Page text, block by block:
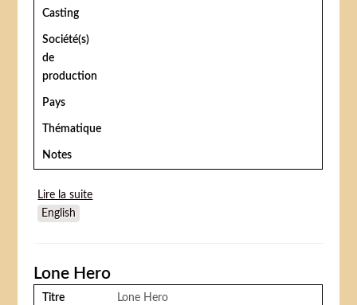
Casting
Société(s)
de
production
Pays
Thématique
Notes
Lire la suite
English
Lone Hero
Titre Lone Hero